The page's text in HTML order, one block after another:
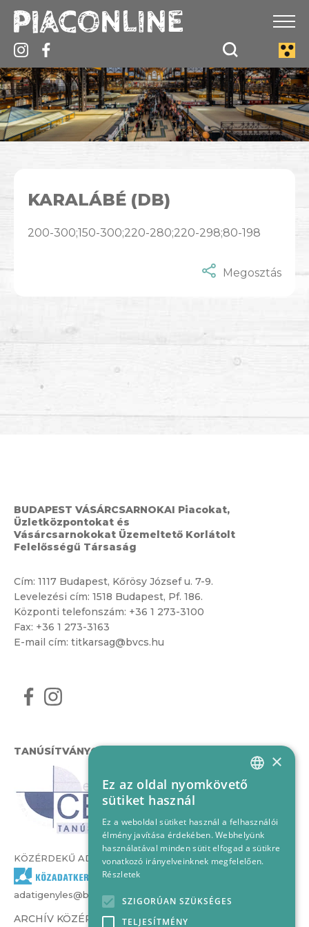
KARALÁBÉ (DB)
200-300;150-300;220-280;220-298;80-198
Megosztás
BUDAPEST VÁSÁRCSARNOKAI Piacokat,
Üzletközpontokat és
Vásárcsarnokokat Üzemeltető Korlátolt
Felelősségű Társaság
Cím: 1117 Budapest, Kőrösy József u. 7-9.
Levelezési cím: 1518 Budapest, Pf. 186.
Központi telefonszám: +36 1 273-3100
Fax: +36 1 273-3163
E-mail cím: titkarsag@bvcs.hu
TANÚSÍTVÁNYOK
KÖZÉRDEKŰ ADATOK
adatigenyles@bvcs.hu
ARCHÍV KÖZÉRDEKŰ ADATOK –
HUNGARIAN
×
Ez az oldal nyomkövető
sütiket használ
Ez a weboldal sütiket használ a felhasználói
élmény javítása érdekében. Webhelyünk
használatával minden sütit elfogad a sütikre
vonatkozó irányelveinknek megfelelően.
Részletek
SZIGORÚAN SZÜKSÉGES
TELJESÍTMÉNY